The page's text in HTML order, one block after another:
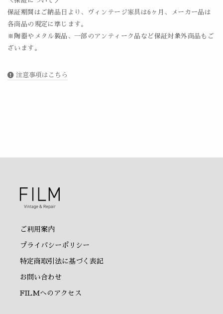
保証期間はご納品日より、ヴィンテージ家具は6ヶ月、メーカー品は
各商品の規定に準じます。
※陶器やメタル製品、一部のアンティーク品など保証対象外商品もご
ざいます。
注意事項はこちら
ご利用案内
プライバシーポリシー
特定商取引法に基づく表記
お問い合わせ
FILMへのアクセス